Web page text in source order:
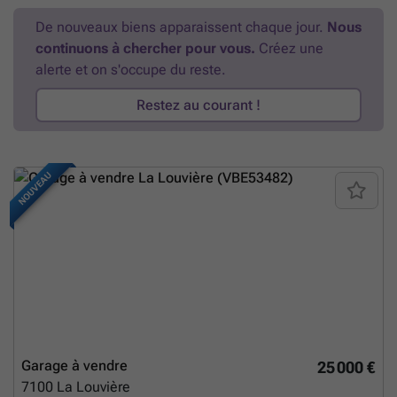
garage. Prix : 29.000 € par unité. Estimation locative : ± 150 €/mois par
garage, offrant un excellent potentiel de rendement. Adresse,
documents et informations complémentaires disponibles sur ###
De nouveaux biens apparaissent chaque jour. Nous
continuons à chercher pour vous. Créez une
alerte et on s'occupe du reste.
Restez au courant !
NOUVEAU
25 000 €
Garage à vendre
7100 La Louvière